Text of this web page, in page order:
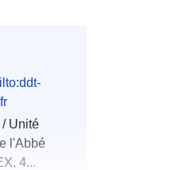
Unité
l'Abbé
4...